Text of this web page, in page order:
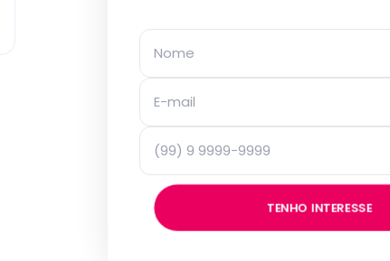
TENHO INTERESSE